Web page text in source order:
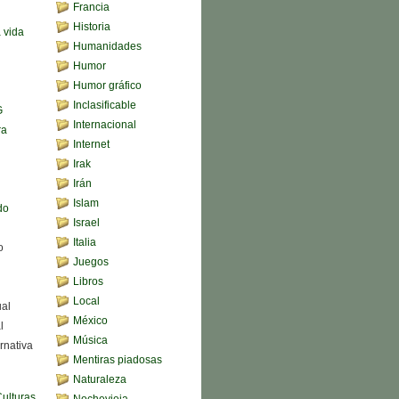
vida
Francia
Historia
Humanidades
Humor
Humor gráfico
Inclasificable
Internacional
Internet
Irak
Irán
Islam
Israel
Italia
Juegos
Libros
Local
México
Música
Mentiras piadosas
Naturaleza